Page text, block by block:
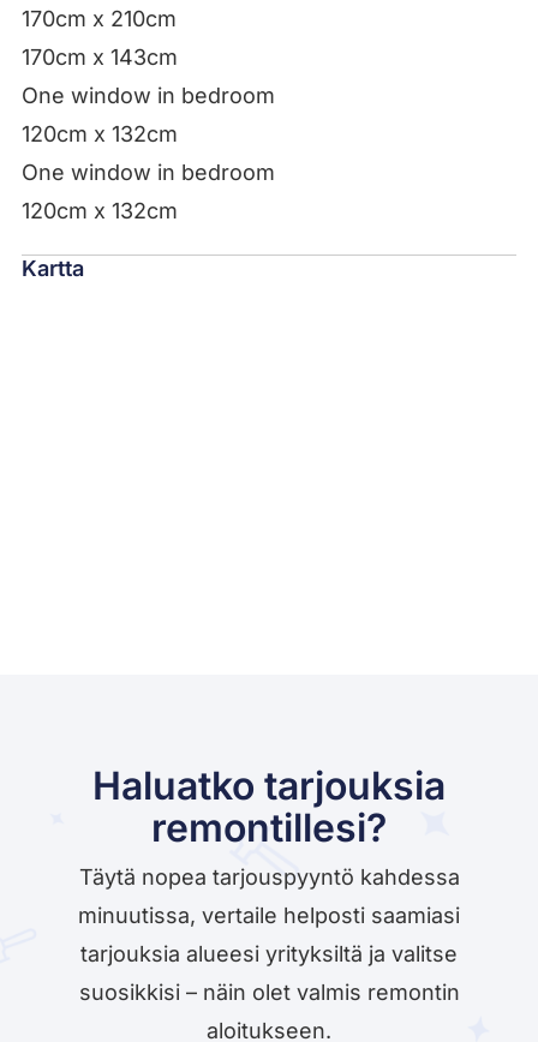
170cm x 210cm
170cm x 143cm
One window in bedroom
120cm x 132cm
One window in bedroom
120cm x 132cm
Kartta
Haluatko tarjouksia
remontillesi?
Täytä nopea tarjouspyyntö kahdessa
minuutissa, vertaile helposti saamiasi
tarjouksia alueesi yrityksiltä ja valitse
suosikkisi – näin olet valmis remontin
aloitukseen.